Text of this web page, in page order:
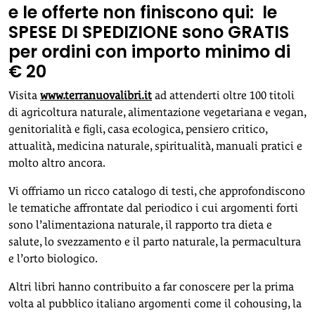
e le offerte non finiscono qui: le
SPESE DI SPEDIZIONE sono GRATIS
per ordini con importo minimo di
€ 20
Visita www.terranuovalibri.it ad attenderti oltre 100 titoli
di agricoltura naturale, alimentazione vegetariana e vegan,
genitorialità e figli, casa ecologica, pensiero critico,
attualità, medicina naturale, spiritualità, manuali pratici e
molto altro ancora.
Vi offriamo un ricco catalogo di testi, che approfondiscono
le tematiche affrontate dal periodico i cui argomenti forti
sono l’alimentaziona naturale, il rapporto tra dieta e
salute, lo svezzamento e il parto naturale, la permacultura
e l’orto biologico.
Altri libri hanno contribuito a far conoscere per la prima
volta al pubblico italiano argomenti come il cohousing, la